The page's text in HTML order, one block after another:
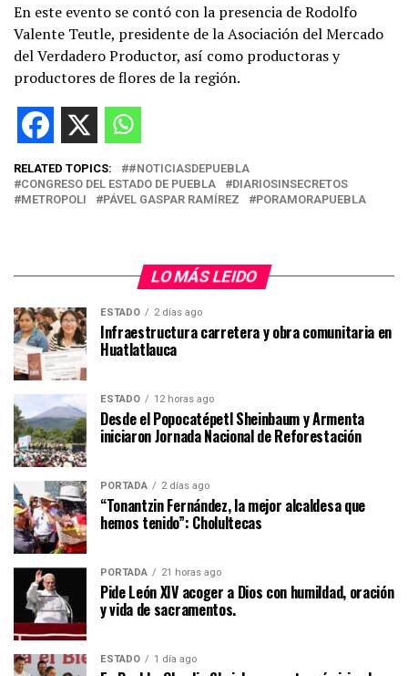
En este evento se contó con la presencia de Rodolfo
Valente Teutle, presidente de la Asociación del Mercado
del Verdadero Productor, así como productoras y
productores de flores de la región.
RELATED TOPICS:
#NOTICIASDEPUEBLA
CONGRESO DEL ESTADO DE PUEBLA
DIARIOSINSECRETOS
METROPOLI
PÁVEL GASPAR RAMÍREZ PORAMORAPUEBLA
LO MÁS LEIDO
ESTADO 2 días ago
Infraestructura carretera y obra comunitaria en
Huatlatlauca
ESTADO 12 horas ago
Desde el Popocatépetl Sheinbaum y Armenta
iniciaron Jornada Nacional de Reforestación
PORTADA 2 días ago
“Tonantzin Fernández, la mejor alcaldesa que
hemos tenido”: Cholultecas
PORTADA 21 horas ago
Pide León XIV acoger a Dios con humildad, oración
y vida de sacramentos.
ESTADO 1 día ago